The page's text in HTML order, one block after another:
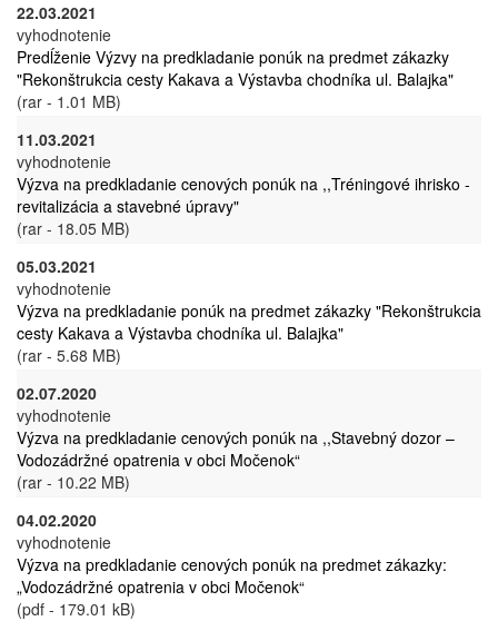
22.03.2021
vyhodnotenie
Predĺženie Výzvy na predkladanie ponúk na predmet zákazky
"Rekonštrukcia cesty Kakava a Výstavba chodníka ul. Balajka"
(rar - 1.01 MB)
11.03.2021
vyhodnotenie
Výzva na predkladanie cenových ponúk na ,,Tréningové ihrisko -
revitalizácia a stavebné úpravy"
(rar - 18.05 MB)
05.03.2021
vyhodnotenie
Výzva na predkladanie ponúk na predmet zákazky "Rekonštrukcia
cesty Kakava a Výstavba chodníka ul. Balajka"
(rar - 5.68 MB)
02.07.2020
vyhodnotenie
Výzva na predkladanie cenových ponúk na ,,Stavebný dozor –
Vodozádržné opatrenia v obci Močenok“
(rar - 10.22 MB)
04.02.2020
vyhodnotenie
Výzva na predkladanie cenových ponúk na predmet zákazky:
„Vodozádržné opatrenia v obci Močenok“
(pdf - 179.01 kB)